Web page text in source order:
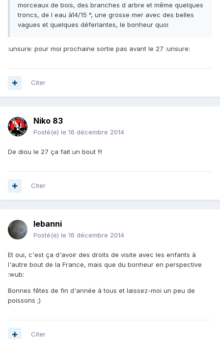
morceaux de bois, des branches d arbre et même quelques
troncs, de l eau à14/15 °, une grosse mer avec des belles
vagues et quelques déferlantes, le bonheur quoi
:unsure: pour moi prochaine sortie pas avant le 27 :unsure:
Citer
Niko 83
Posté(e) le 16 décembre 2014
De diou le 27 ça fait un bout !!!
Citer
lebanni
Posté(e) le 16 décembre 2014
Et oui, c'est ça d'avoir des droits de visite avec les enfants à
l'autre bout de la France, mais que du bonheur en perspective
:wub:
Bonnes fêtes de fin d'année à tous et laissez-moi un peu de
poissons ;)
Citer